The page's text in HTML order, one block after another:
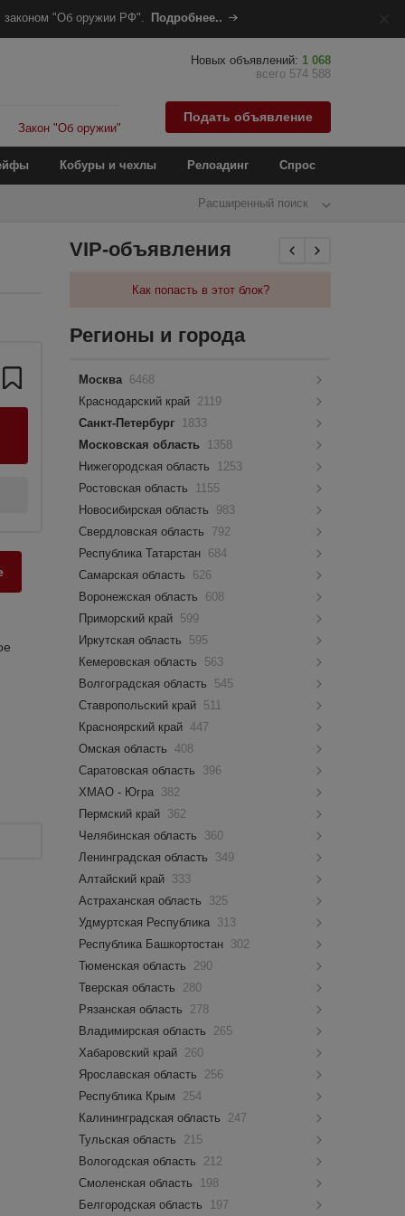
законом "Об оружии РФ". Подробнее..
Закон "Об оружии"
Новых объявлений: 1 068
всего 574 588
Подать объявление
Кобуры и чехлы Релоадинг Спрос
Расширенный поиск
VIP-объявления
Как попасть в этот блок?
Регионы и города
Москва 6468
Краснодарский край 2119
Санкт-Петербург 1833
Московская область 1358
Нижегородская область
1253
Ростовская область
1155
Новосибирская область
983
Свердловская область
792
Республика Татарстан 684
Самарская область
626
Воронежская область
608
Приморский край 599
Иркутская область
595
Кемеровская область
563
Волгоградская область
545
Ставропольский край 511
Красноярский край 447
Омская область
408
Саратовская область
396
ХМАО - Югра 382
Пермский край 362
Челябинская область
360
Ленинградская область
349
Алтайский край 333
Астраханская область
325
Удмуртская Республика 313
Республика Башкортостан 302
Тюменская область
290
Тверская область
280
Рязанская область
278
Владимирская область
265
Хабаровский край 260
Ярославская область
256
Республика Крым
254
Калининградская область
247
Тульская область
215
Вологодская область
212
Смоленская область
198
Белгородская область
197